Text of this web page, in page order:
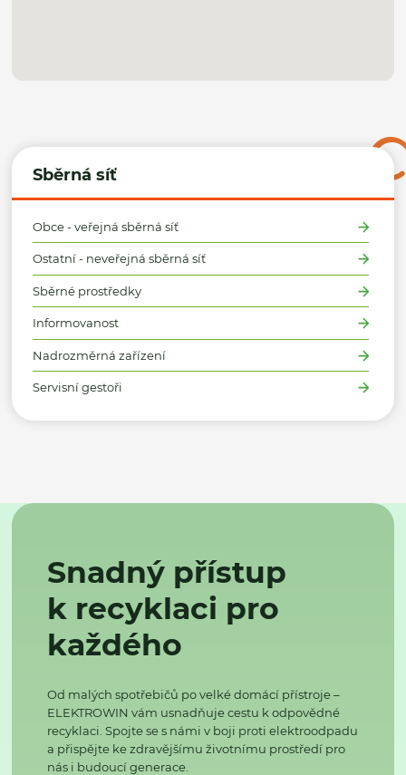
Sběrná síť
Obce - veřejná sběrná síť
Ostatní - neveřejná sběrná síť
Sběrné prostředky
Informovanost
Nadrozměrná zařízení
Servisní gestoři
Snadný přístup
k recyklaci pro
každého
Od malých spotřebičů po velké domácí přístroje –
ELEKTROWIN vám usnadňuje cestu k odpovědné
recyklaci. Spojte se s námi v boji proti elektroodpadu
a přispějte ke zdravějšímu životnímu prostředí pro
nás i budoucí generace.